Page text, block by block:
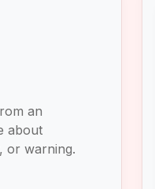
an
about
or warning.